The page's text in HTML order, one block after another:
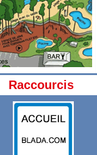
Raccourcis